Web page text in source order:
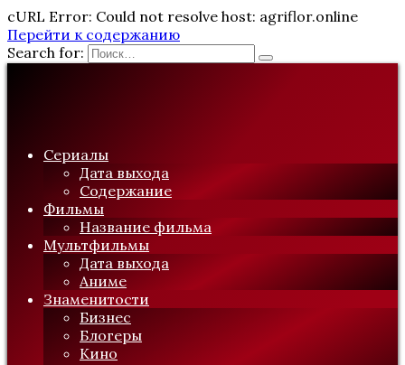
cURL Error: Could not resolve host: agriflor.online
Перейти к содержанию
Search for:
Сериалы
Дата выхода
Содержание
Фильмы
Название фильма
Мультфильмы
Дата выхода
Аниме
Знаменитости
Бизнес
Блогеры
Кино